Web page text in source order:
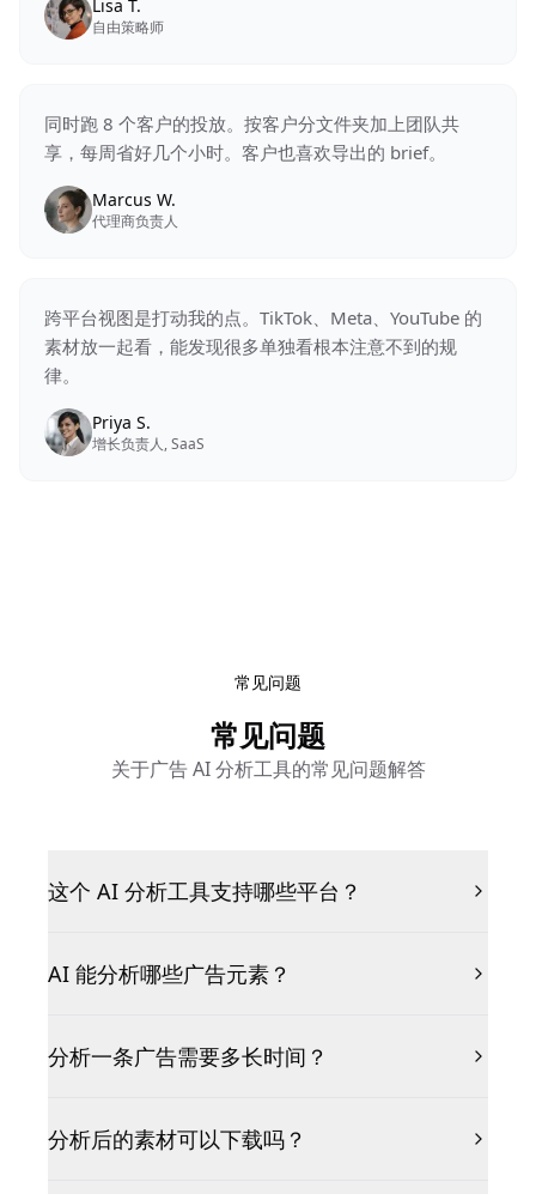
Lisa T.
自由策略师
同时跑 8 个客户的投放。按客户分文件夹加上团队共
享，每周省好几个小时。客户也喜欢导出的 brief。
Marcus W.
代理商负责人
跨平台视图是打动我的点。TikTok、Meta、YouTube 的
素材放一起看，能发现很多单独看根本注意不到的规
律。
Priya S.
增长负责人, SaaS
常见问题
常见问题
关于广告 AI 分析工具的常见问题解答
这个 AI 分析工具支持哪些平台？
AI 能分析哪些广告元素？
分析一条广告需要多长时间？
分析后的素材可以下载吗？